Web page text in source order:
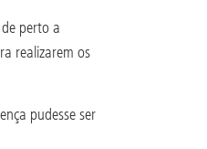
perto a
realizarem os
pudesse ser